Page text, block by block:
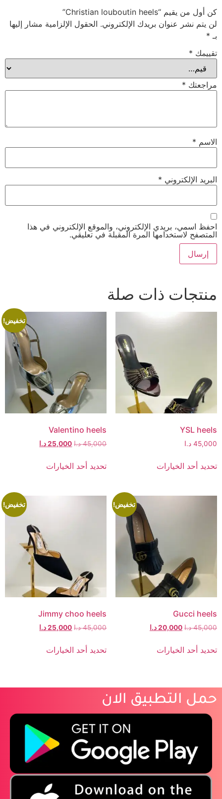
كن أول من يقيم “Christian louboutin heels”
لن يتم نشر عنوان بريدك الإلكتروني. الحقول الإلزامية مشار إليها
بـ *
تقييمك *
مراجعتك *
الاسم *
البريد الإلكتروني *
احفظ اسمي، بريدي الإلكتروني، والموقع الإلكتروني في هذا
المتصفح لاستخدامها المرة المقبلة في تعليقي.
منتجات ذات صلة
YSL heels
45,000 د.ا
تحديد أحد الخيارات
تخفيض!
Valentino heels
45,000 د.ا 25,000 د.ا
تحديد أحد الخيارات
تخفيض!
Gucci heels
45,000 د.ا 20,000د.ا
تحديد أحد الخيارات
تخفيض!
Jimmy choo heels
45,000 د.ا 25,000 د.ا
تحديد أحد الخيارات
حمل التطبيق الان